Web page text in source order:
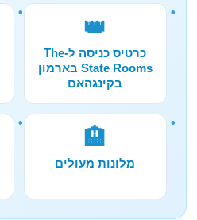
👑
כרטיס כניסה ל-The
State Rooms בארמון
בקינגהאם
🏨
מלונות מעולים